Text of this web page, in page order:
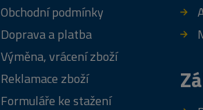
Obchodní podmínky
Doprava a platba
Výměna, vrácení zboží
Reklamace zboží
Formuláře ke stažení